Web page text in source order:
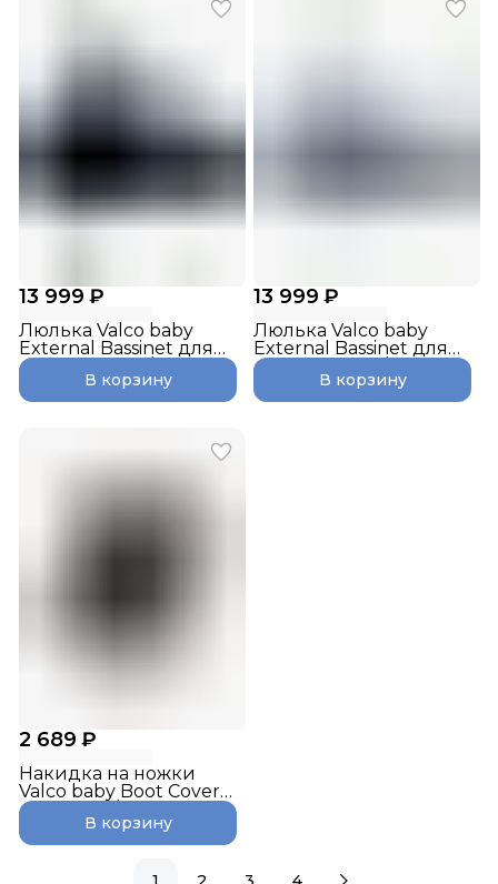
13 999 ₽
Люлька Valco baby
External Bassinet для
Snap & Snap4 / Deep
В корзину
13 999 ₽
Люлька Valco baby
External Bassinet для
Snap & Snap4 / Cool
В корзину
2 689 ₽
Накидка на ножки
Valco baby Boot Cover
Snap Duo / Pitch
В корзину